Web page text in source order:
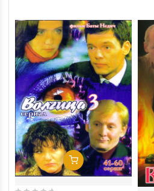
Добавить В Корзину